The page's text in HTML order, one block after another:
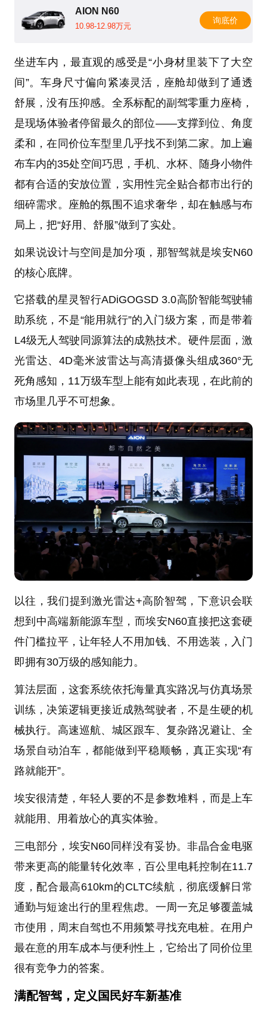
AION N60
10.98-12.98万元
询底价
坐进车内，最直观的感受是“小身材里装下了大空
间”。车身尺寸偏向紧凑灵活，座舱却做到了通透
舒展，没有压抑感。全系标配的副驾零重力座椅，
是现场体验者停留最久的部位——支撑到位、角度
柔和，在同价位车型里几乎找不到第二家。加上遍
布车内的35处空间巧思，手机、水杯、随身小物件
都有合适的安放位置，实用性完全贴合都市出行的
细碎需求。座舱的氛围不追求奢华，却在触感与布
局上，把“好用、舒服”做到了实处。
如果说设计与空间是加分项，那智驾就是埃安N60
的核心底牌。
它搭载的星灵智行ADiGOGSD 3.0高阶智能驾驶辅
助系统，不是“能用就行”的入门级方案，而是带着
L4级无人驾驶同源算法的成熟技术。硬件层面，激
光雷达、4D毫米波雷达与高清摄像头组成360°无
死角感知，11万级车型上能有如此表现，在此前的
市场里几乎不可想象。
以往，我们提到激光雷达+高阶智驾，下意识会联
想到中高端新能源车型，而埃安N60直接把这套硬
件门槛拉平，让年轻人不用加钱、不用选装，入门
即拥有30万级的感知能力。
算法层面，这套系统依托海量真实路况与仿真场景
训练，决策逻辑更接近成熟驾驶者，不是生硬的机
械执行。高速巡航、城区跟车、复杂路况避让、全
场景自动泊车，都能做到平稳顺畅，真正实现“有
路就能开”。
埃安很清楚，年轻人要的不是参数堆料，而是上车
就能用、用着放心的真实体验。
三电部分，埃安N60同样没有妥协。非晶合金电驱
带来更高的能量转化效率，百公里电耗控制在11.7
度，配合最高610km的CLTC续航，彻底缓解日常
通勤与短途出行的里程焦虑。一周一充足够覆盖城
市使用，周末自驾也不用频繁寻找充电桩。在用户
最在意的用车成本与便利性上，它给出了同价位里
很有竞争力的答案。
满配智驾，定义国民好车新基准